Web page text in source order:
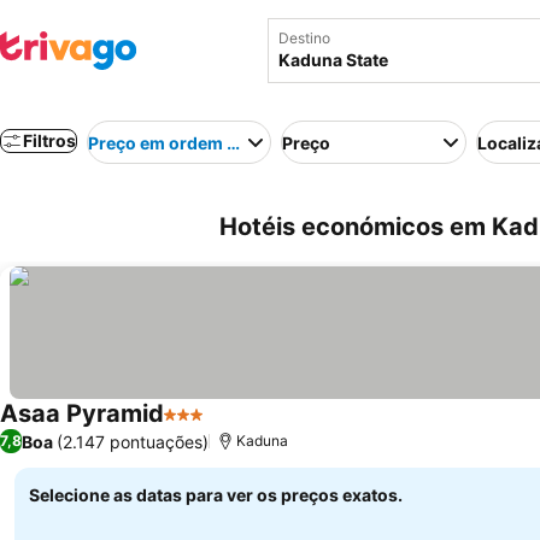
Destino
Filtros Preço em ordem crescentePreço
Hotéis económicos em
Asaa Pyramid3 EstrelasVer preços
7,8Boa (2.147 pontuações) Kaduna
Selecione as datas para ver os preços exatos.